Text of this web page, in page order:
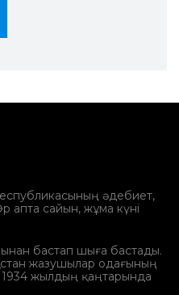
әдебиет,
апта сайын, жұма күні
бастап шыға бастады.
жазушылар одағының
жылдың қаңтарында